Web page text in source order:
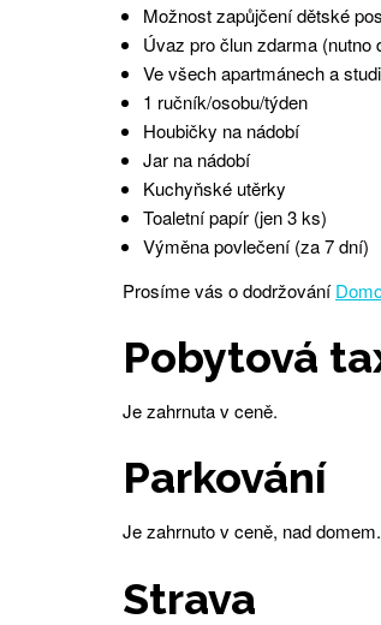
Možnost zapůjčení dětské
Úvaz pro člun zdarma (nutno
Ve všech apartmánech a
1 ručník/osobu/týden
Houbičky na nádobí
Jar na nádobí
Kuchyňské utěrky
Toaletní papír (jen 3 ks)
Výměna povlečení (za 7 dní)
Prosíme vás o dodržování
Pobytová
Je zahrnuta v ceně.
Parkování
Je zahrnuto v ceně, nad domem.
Strava